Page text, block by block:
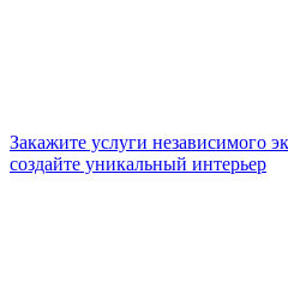
Закажите услуги независимого
создайте уникальный интерьер